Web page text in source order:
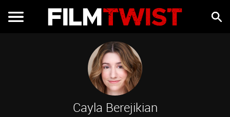
Cayla Berejikian